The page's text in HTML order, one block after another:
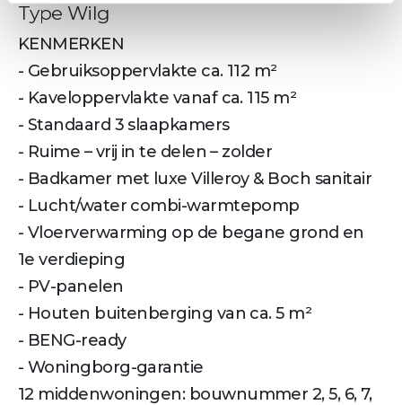
Type Wilg
KENMERKEN
- Gebruiksoppervlakte ca. 112 m²
- Kaveloppervlakte vanaf ca. 115 m²
- Standaard 3 slaapkamers
- Ruime – vrij in te delen – zolder
- Badkamer met luxe Villeroy & Boch sanitair
- Lucht/water combi-warmtepomp
- Vloerverwarming op de begane grond en
1e verdieping
- PV-panelen
- Houten buitenberging van ca. 5 m²
- BENG-ready
- Woningborg-garantie
12 middenwoningen: bouwnummer 2, 5, 6, 7,